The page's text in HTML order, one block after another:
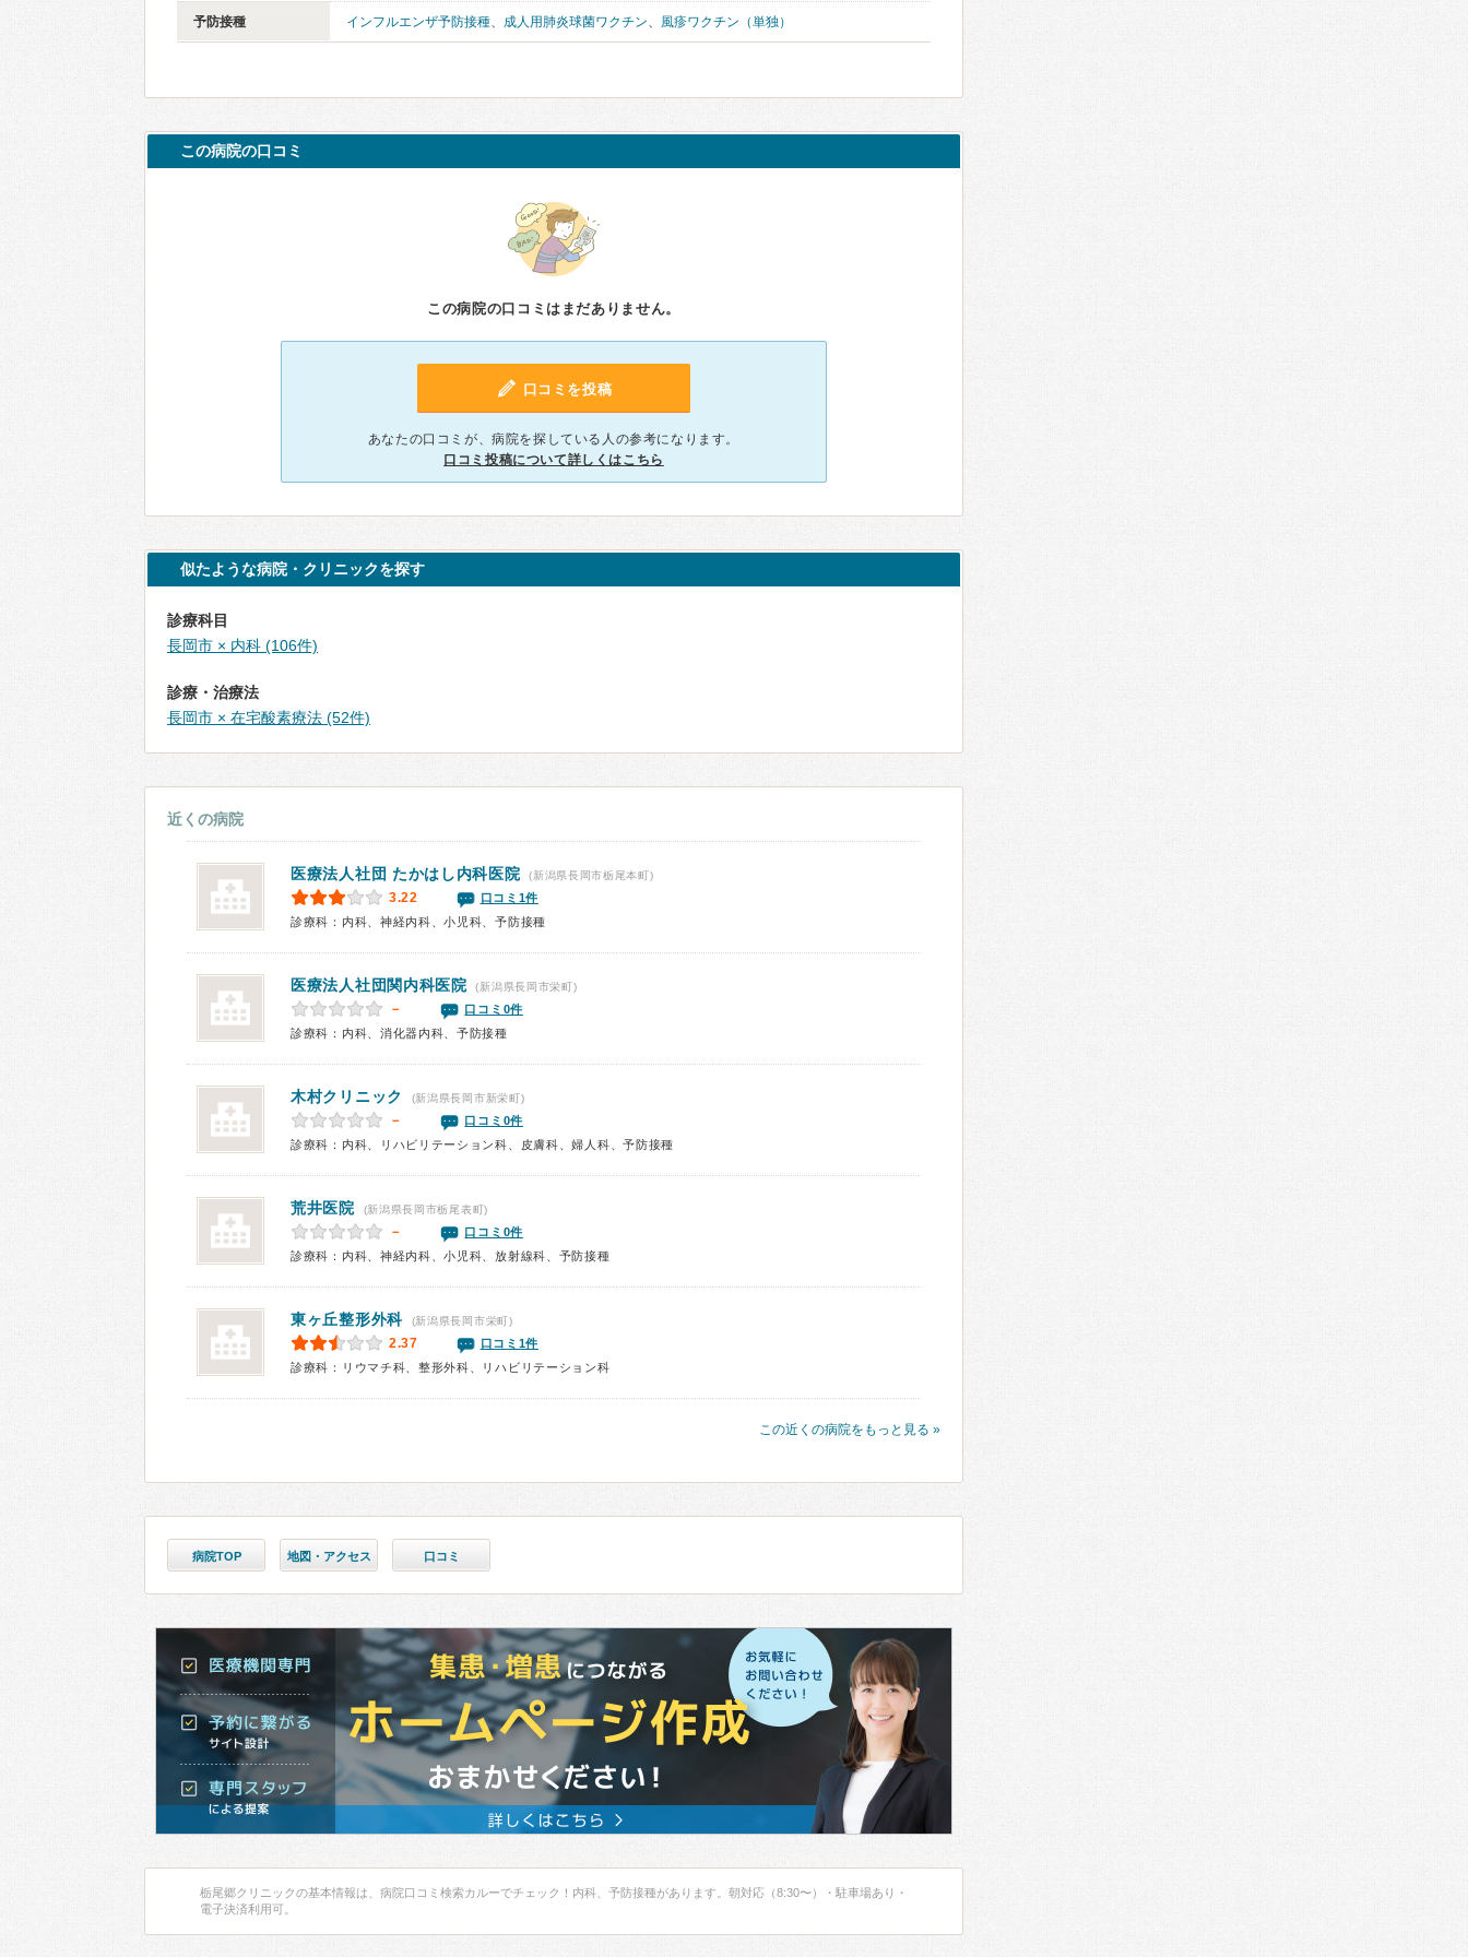
予防接種 インフルエンザ予防接種、 成人用肺炎球菌ワクチン、 風疹ワクチン（単独）
この病院の口コミ
この病院の口コミはまだありません。
口コミを投稿
あなたの口コミが、病院を探している人の参考になります。
口コミ投稿について詳しくはこちら
似たような病院・クリニックを探す
診療科目
長岡市 × 内科 (106件)
診療・治療法
長岡市 × 在宅酸素療法 (52件)
近くの病院
医療法人社団 たかはし内科医院 (新潟県長岡市栃尾本町)
3.22
口コミ1件
診療科：内科、神経内科、小児科、予防接種
医療法人社団 関内科医院 (新潟県長岡市栄町)
－
口コミ0件
診療科：内科、消化器内科、予防接種
木村クリニック (新潟県長岡市新栄町)
－
口コミ0件
診療科：内科、リハビリテーション科、皮膚科、婦人科、予防接種
荒井医院 (新潟県長岡市栃尾表町)
－
口コミ0件
診療科：内科、神経内科、小児科、放射線科、予防接種
東ヶ丘整形外科 (新潟県長岡市栄町)
2.37
口コミ1件
診療科：リウマチ科、整形外科、リハビリテーション科
この近くの病院をもっと見る »
病院TOP 地図・アクセス 口コミ
栃尾郷クリニックの基本情報は、病院口コミ検索カルーでチェック！内科、予防接種があります。朝対応（8:30〜）・駐車場あり・
電子決済利用可。